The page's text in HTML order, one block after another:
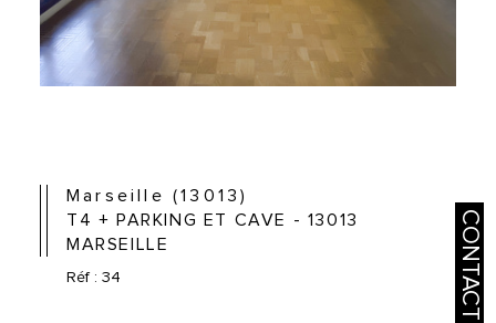
CONTACT
Marseille (13013)
T4 + PARKING ET CAVE - 13013
MARSEILLE
Réf : 34